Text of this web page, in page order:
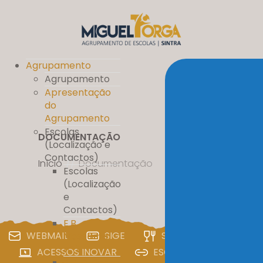
Agrupamento
Agrupamento
Apresentação
do
Agrupamento
Escolas
(Localização e
Contactos)
Escolas
(Localização
e
Contactos)
E.B.
Massamá
nº 1
DOCUMENTAÇÃO
Início //Documentação
WEBMAIL SIGE SIGA
ACESSOS INOVAR
ESCOLA DIGITAL